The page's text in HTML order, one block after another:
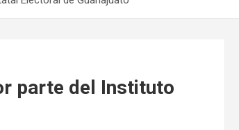
parte del Instituto